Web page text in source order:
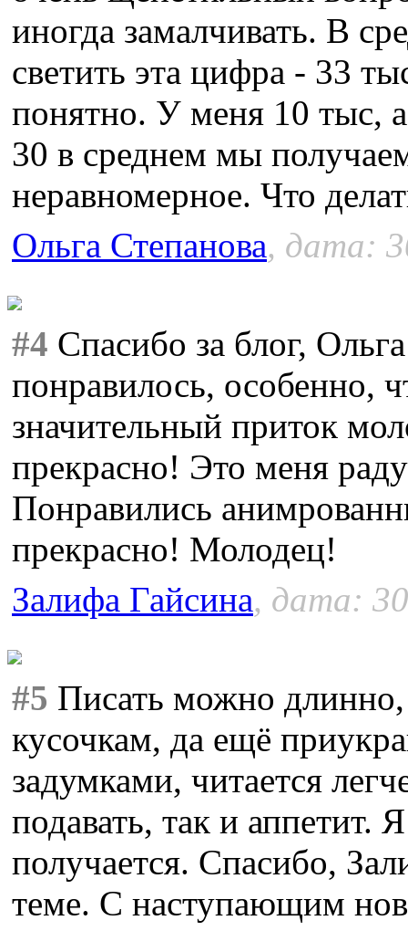
иногда замалчивать. В
светить эта цифра - 33
понятно. У меня 10 тыс, а
30 в среднем мы
неравномерное. Что
Ольга Степанова, дата:
#4 Спасибо за блог,
понравилось, особенно,
значительный приток
прекрасно! Это меня
Понравились
прекрасно! Молодец!
Залифа Гайсина, дата:
#5 Писать можно
кусочкам, да ещё
задумками, читается
подавать, так и аппетит.
получается. Спасибо,
теме. С наступающим